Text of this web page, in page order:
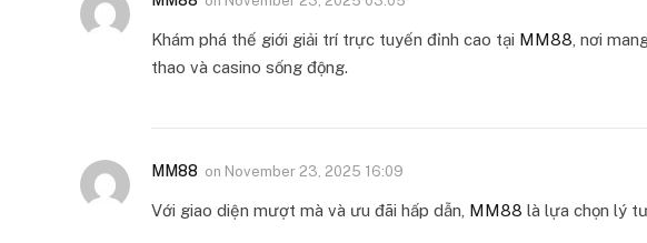
Khám phá thế giới giải trí trực tuyến đỉnh cao tại MM88 , nơi
thao và casino sống động.
MM88 on November 23, 2025 16:09
Với giao diện mượt mà và ưu đãi hấp dẫn, MM88 là lựa chọn lý